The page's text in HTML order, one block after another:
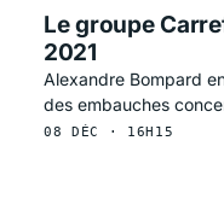
Le groupe
2021
Alexandre Bompard
des embauches
08 DÉC · 16H15